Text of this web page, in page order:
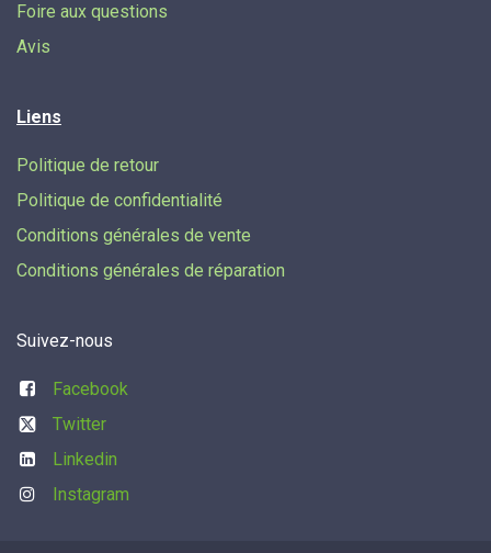
Foire aux questions
Avis
Liens
Politique de retour
Politique de confidentialité
Conditions générales de vente
Conditions générales de réparation
Suivez-nous
Facebook
Twitter
Linkedin
Instagram